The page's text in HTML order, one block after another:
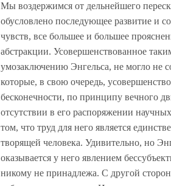
Мы воздержимся от дельнейшего
обусловлено последующее развитие и
чувств, все большее и большее
абстракции. Усовершенствованное
умозаключению Энгельса, не могло не
которые, в свою очередь,
бесконечности, по принципу вечного
отсутствии в его распоряжении
том, что труд для него является
творящей человека. Удивительно, но
оказывается у него явлением
никому не принадлежа. С другой